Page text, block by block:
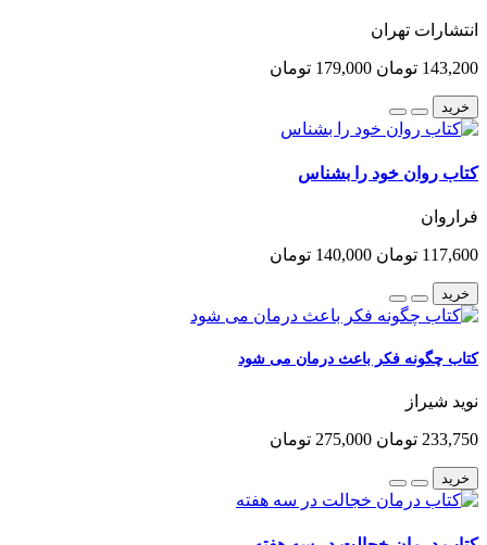
انتشارات تهران
143,200 تومان 179,000 تومان
خرید
کتاب روان خود را بشناس
فراروان
117,600 تومان 140,000 تومان
خرید
کتاب چگونه فکر باعث درمان می شود
نوید شیراز
233,750 تومان 275,000 تومان
خرید